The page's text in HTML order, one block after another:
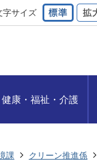
字サイズ
健康・福祉・介護
課 クリーン推進係